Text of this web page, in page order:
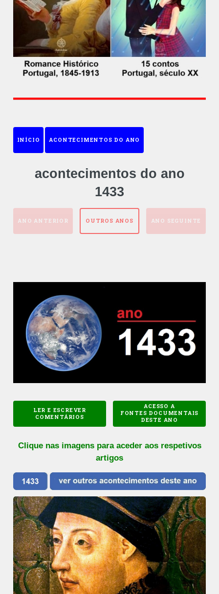
INÍCIO ACONTECIMENTOS DO ANO
acontecimentos do ano
1433
ANO ANTERIOR OUTROS ANOS ANO SEGUINTE
LER E ESCREVER
COMENTÁRIOS
ACESSO A
FONTES DOCUMENTAIS
DESTE ANO
Clique nas imagens para aceder aos respetivos
artigos